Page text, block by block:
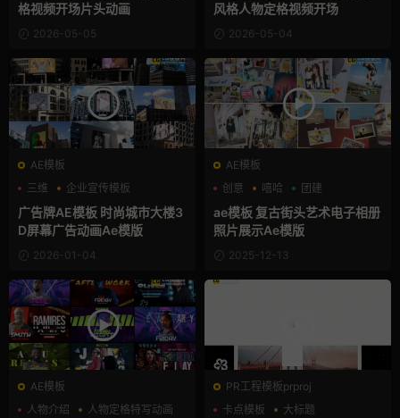
格视频开场片头动画
2026-05-05
风格人物定格视频开场
2026-05-04
AE模板
三维
企业宣传模板
动态海报
广告牌AE模板 时尚城市大楼3
D屏幕广告动画Ae模版
2026-01-04
AE模板
创意
嘻哈 团建
ae模板 复古街头艺术电子相册
照片展示Ae模版
2025-12-13
AE模板
人物介绍
人物定格特写动画
PR工程模板prproj
卡点模板
大标题